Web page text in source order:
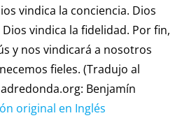
vindica la conciencia. Dios
vindica la fidelidad. Por fin,
y nos vindicará a nosotros
fieles. (Tradujo al
Benjamín
original en Inglés